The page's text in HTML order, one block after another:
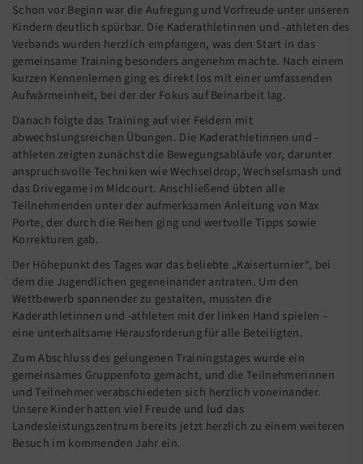
Schon vor Beginn war die Aufregung und Vorfreude unter unseren
Kindern deutlich spürbar. Die Kaderathletinnen und -athleten des
Verbands wurden herzlich empfangen, was den Start in das
gemeinsame Training besonders angenehm machte. Nach einem
kurzen Kennenlernen ging es direkt los mit einer umfassenden
Aufwärmeinheit, bei der der Fokus auf Beinarbeit lag.
Danach folgte das Training auf vier Feldern mit
abwechslungsreichen Übungen. Die Kaderathletinnen und -
athleten zeigten zunächst die Bewegungsabläufe vor, darunter
anspruchsvolle Techniken wie Wechseldrop, Wechselsmash und
das Drivegame im Midcourt. Anschließend übten alle
Teilnehmenden unter der aufmerksamen Anleitung von Max
Porte, der durch die Reihen ging und wertvolle Tipps sowie
Korrekturen gab.
Der Höhepunkt des Tages war das beliebte „Kaiserturnier“, bei
dem die Jugendlichen gegeneinander antraten. Um den
Wettbewerb spannender zu gestalten, mussten die
Kaderathletinnen und -athleten mit der linken Hand spielen –
eine unterhaltsame Herausforderung für alle Beteiligten.
Zum Abschluss des gelungenen Trainingstages wurde ein
gemeinsames Gruppenfoto gemacht, und die Teilnehmerinnen
und Teilnehmer verabschiedeten sich herzlich voneinander.
Unsere Kinder hatten viel Freude und lud das
Landesleistungszentrum bereits jetzt herzlich zu einem weiteren
Besuch im kommenden Jahr ein.